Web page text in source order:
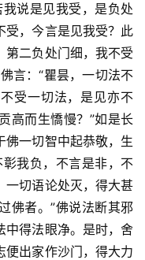
说是见我受，是负处
受，今言是见我受？此
第二负处门细，我不受
言：“瞿昙，一切法不
受一切法，是见亦不
高而生憍慢？”如是长
佛一切智中起恭敬，生
我负，不言是非，不
一切语论处灭，得大甚
佛者。”佛说法断其邪
中得法眼净。是时，舍
便出家作沙门，得大力